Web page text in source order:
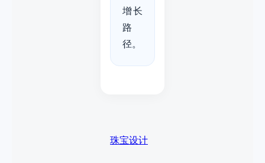
增长
路
径。
珠宝设计